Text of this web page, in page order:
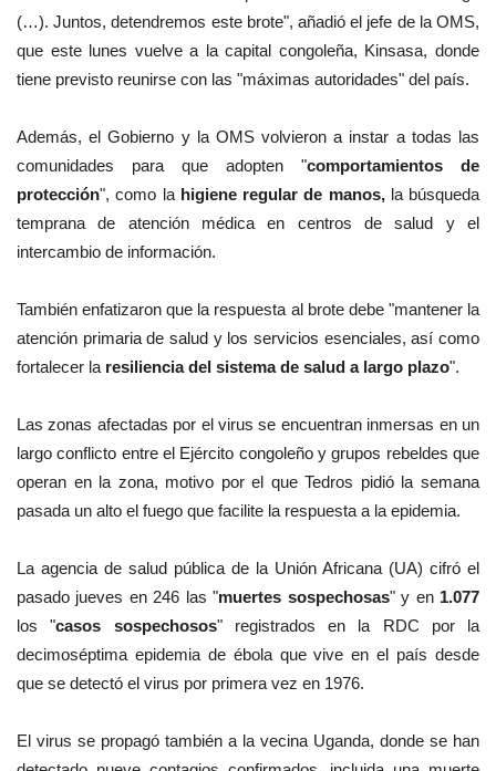
(…). Juntos, detendremos este brote", añadió el jefe de la OMS,
que este lunes vuelve a la capital congoleña, Kinsasa, donde
tiene previsto reunirse con las "máximas autoridades" del país.
Además, el Gobierno y la OMS volvieron a instar a todas las
comunidades para que adopten "comportamientos de
protección", como la higiene regular de manos, la búsqueda
temprana de atención médica en centros de salud y el
intercambio de información.
También enfatizaron que la respuesta al brote debe "mantener la
atención primaria de salud y los servicios esenciales, así como
fortalecer la resiliencia del sistema de salud a largo plazo".
Las zonas afectadas por el virus se encuentran inmersas en un
largo conflicto entre el Ejército congoleño y grupos rebeldes que
operan en la zona, motivo por el que Tedros pidió la semana
pasada un alto el fuego que facilite la respuesta a la epidemia.
La agencia de salud pública de la Unión Africana (UA) cifró el
pasado jueves en 246 las "muertes sospechosas" y en1.077
los "casos sospechosos" registrados en la RDC por la
decimoséptima epidemia de ébola que vive en el país desde
que se detectó el virus por primera vez en 1976.
El virus se propagó también a la vecina Uganda, donde se han